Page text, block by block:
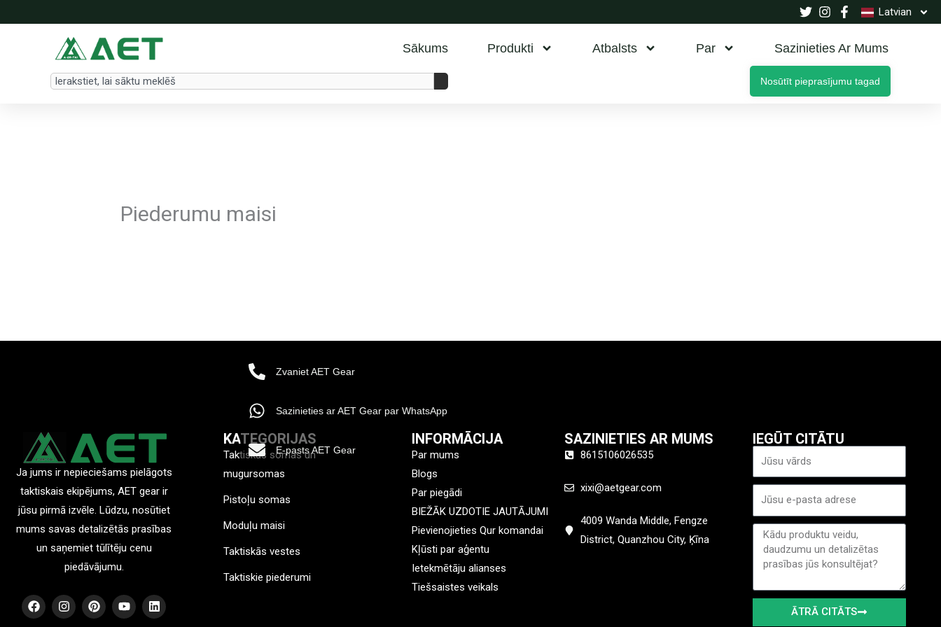
to
Latvian
Sākums Produkti Atbalsts Par Sazinieties Ar Mums
Search Nosūtīt pieprasījumu tagad
Piederumu maisi
Ja jums ir nepieciešams pielāgots
taktiskais ekipējums, AET gear ir
jūsu pirmā izvēle. Lūdzu, nosūtiet
mums savas detalizētās prasības
un saņemiet tūlītēju cenu
piedāvājumu.
F
a
c
I
n
s
P
i
n
Y
o
u
L
i
n
KATEGORIJAS
Taktiskās somas un
mugursomas
Pistoļu somas
Moduļu maisi
Taktiskās vestes
Taktiskie piederumi
INFORMĀCIJA
Par mums
Blogs
Par piegādi
BIEŽĀK UZDOTIE JAUTĀJUMI
Pievienojieties Qur komandai
Kļūsti par aģentu
Ietekmētāju alianses
Tiešsaistes veikals
SAZINIETIES AR MUMS
8615106026535
xixi@aetgear.com
4009 Wanda Middle, Fengze
District, Quanzhou City, Ķīna
IEGŪT CITĀTU
Nosaukums
Ziņa
ĀTRĀ CITĀTS
Zvaniet AET Gear
Sazinieties ar AET Gear par WhatsApp
E-pasts AET Gear